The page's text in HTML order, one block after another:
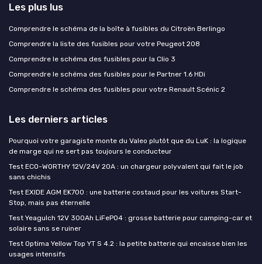
Les plus lus
Comprendre le schéma de la boîte à fusibles du Citroën Berlingo
Comprendre la liste des fusibles pour votre Peugeot 208
Comprendre le schéma des fusibles pour la Clio 3
Comprendre le schéma des fusibles pour le Partner 1.6 HDi
Comprendre le schéma des fusibles pour votre Renault Scénic 2
Les derniers articles
Pourquoi votre garagiste monte du Valeo plutôt que du LuK : la logique
de marge qui ne sert pas toujours le conducteur
Test ECO-WORTHY 12V/24V 20A : un chargeur polyvalent qui fait le job
sans chichis
Test EXIDE AGM EK700 : une batterie costaud pour les voitures Start-
Stop, mais pas éternelle
Test Yeagulch 12V 300Ah LiFePO4 : grosse batterie pour camping-car et
solaire sans se ruiner
Test Optima Yellow Top YT S 4.2 : la petite batterie qui encaisse bien les
usages intensifs